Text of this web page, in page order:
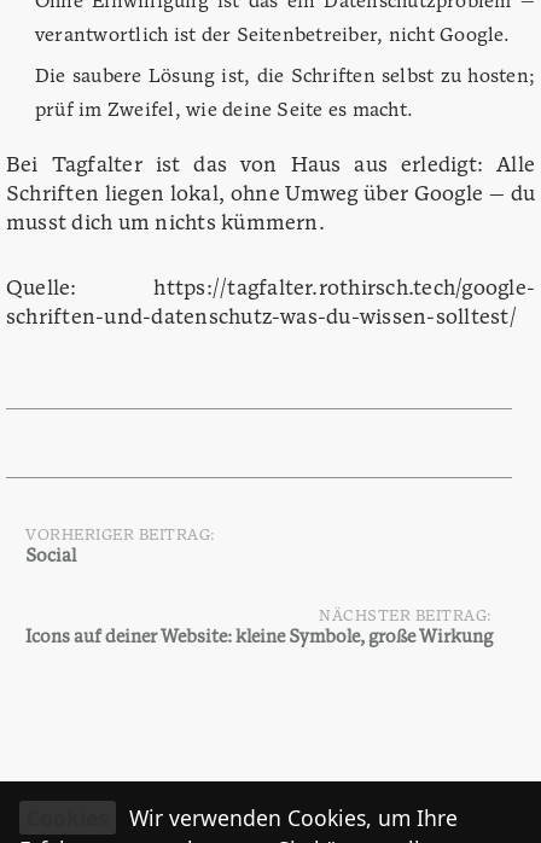
verantwortlich ist der Seitenbetreiber, nicht Google.
Die saubere Lösung ist, die Schriften selbst zu hosten;
prüf im Zweifel, wie deine Seite es macht.
Bei Tagfalter ist das von Haus aus erledigt: Alle
Schriften liegen lokal, ohne Umweg über Google — du
musst dich um nichts kümmern.
Quelle: https://tagfalter.rothirsch.tech/google-
schriften-und-datenschutz-was-du-wissen-solltest/
Beitragsnavigation
VORHERIGER BEITRAG:
Social
NÄCHSTER BEITRAG:
Icons auf deiner Website: kleine Symbole, große Wirkung
Wir verwenden Cookies, um Ihre